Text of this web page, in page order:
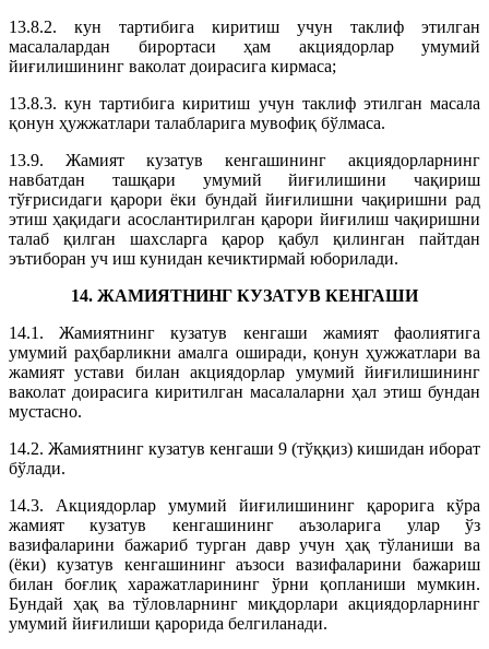
13.8.2. кун тартибига киритиш учун таклиф этилган
масалалардан бирортаси ҳам акциядорлар умумий
йиғилишининг ваколат доирасига кирмаса;
13.8.3. кун тартибига киритиш учун таклиф этилган масала
қонун ҳужжатлари талабларига мувофиқ бўлмаса.
13.9. Жамият кузатув кенгашининг акциядорларнинг
навбатдан ташқари умумий йиғилишини чақириш
тўғрисидаги қарори ёки бундай йиғилишни чақиришни рад
этиш ҳақидаги асослантирилган қарори йиғилиш чақиришни
талаб қилган шахсларга қарор қабул қилинган пайтдан
эътиборан уч иш кунидан кечиктирмай юборилади.
14. ЖАМИЯТНИНГ КУЗАТУВ КЕНГАШИ
14.1. Жамиятнинг кузатув кенгаши жамият фаолиятига
умумий раҳбарликни амалга оширади, қонун ҳужжатлари ва
жамият устави билан акциядорлар умумий йиғилишининг
ваколат доирасига киритилган масалаларни ҳал этиш бундан
мустасно.
14.2. Жамиятнинг кузатув кенгаши 9 (тўққиз) кишидан иборат
бўлади.
14.3. Акциядорлар умумий йиғилишининг қарорига кўра
жамият кузатув кенгашининг аъзоларига улар ўз
вазифаларини бажариб турган давр учун ҳақ тўланиши ва
(ёки) кузатув кенгашининг аъзоси вазифаларини бажариш
билан боғлиқ харажатларининг ўрни қопланиши мумкин.
Бундай ҳақ ва тўловларнинг миқдорлари акциядорларнинг
умумий йиғилиши қарорида белгиланади.